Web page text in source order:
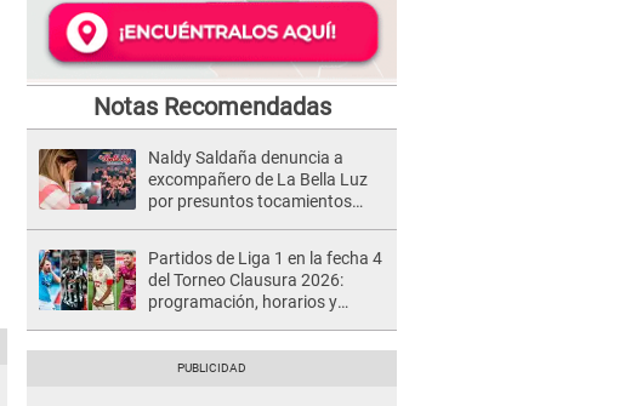
Notas Recomendadas
Naldy Saldaña denuncia a
excompañero de La Bella Luz
por presuntos tocamientos
Partidos de Liga 1 en la fecha 4
del Torneo Clausura 2026:
programación, horarios y